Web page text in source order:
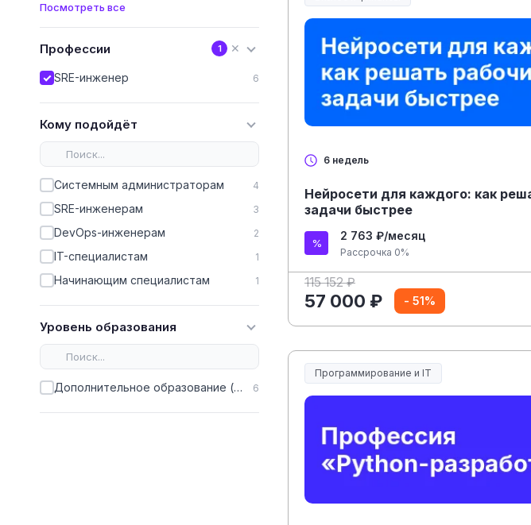
Посмотреть все
Профессии 1 ✕
SRE-инженер 6
Кому подойдёт
Системным администраторам 4
SRE-инженерам 3
DevOps-инженерам 2
IT-специалистам 1
Начинающим специалистам 1
Уровень образования
Дополнительное образование (ДПО) 6
6 недель
Нейросети для каждого: как
задачи быстрее
2 763 ₽/месяц
Рассрочка 0%
115 152 ₽
57 000 ₽ - 51%
Программирование и IT